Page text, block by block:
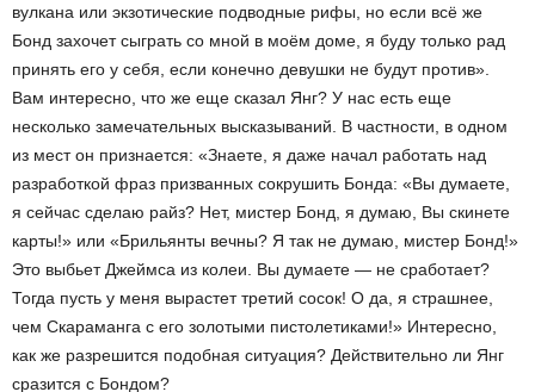
вулкана или экзотические подводные рифы, но если всё же
Бонд захочет сыграть со мной в моём доме, я буду только рад
принять его у себя, если конечно девушки не будут против».
Вам интересно, что же еще сказал Янг? У нас есть еще
несколько замечательных высказываний. В частности, в одном
из мест он признается: «Знаете, я даже начал работать над
разработкой фраз призванных сокрушить Бонда: «Вы думаете,
я сейчас сделаю райз? Нет, мистер Бонд, я думаю, Вы скинете
карты!» или «Брильянты вечны? Я так не думаю, мистер Бонд!»
Это выбьет Джеймса из колеи. Вы думаете — не сработает?
Тогда пусть у меня вырастет третий сосок! О да, я страшнее,
чем Скараманга с его золотыми пистолетиками!» Интересно,
как же разрешится подобная ситуация? Действительно ли Янг
сразится с Бондом?